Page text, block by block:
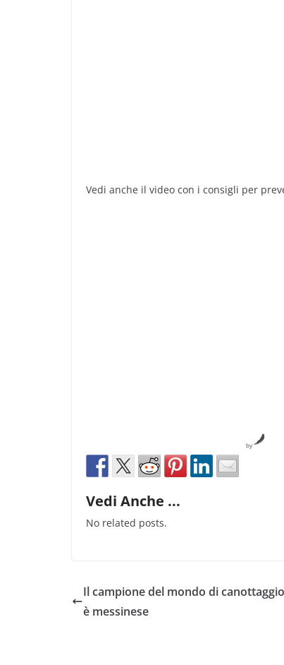
Vedi anche il video con i consigli per
by
Vedi Anche ...
No related posts.
Il campione del mondo di
è messinese